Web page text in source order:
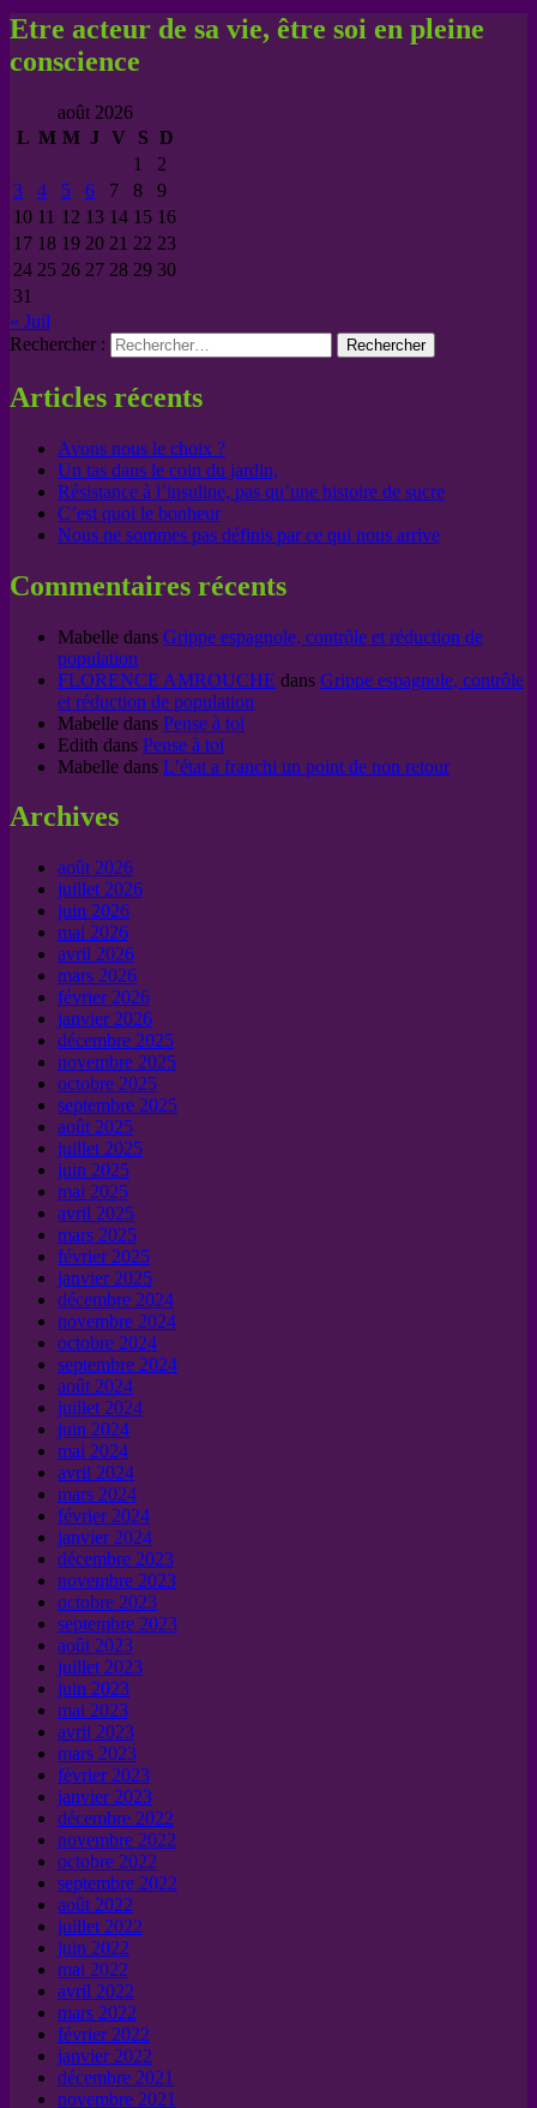
Etre acteur de sa vie, être soi en pleine
conscience
août 2026
L M M J V S D
1
2
3
4 5 6 7 8
9
10 11 12 13 14 15 16
17 18 19 20 21 22 23
24 25 26 27 28 29 30
31
« Juil
Rechercher :
Articles récents
Avons nous le choix ?
Un tas dans le coin du jardin,
Résistance à l’insuline, pas qu’une histoire de sucre
C’est quoi le bonheur
Nous ne sommes pas définis par ce qui nous arrive
Commentaires récents
Mabelle dans Grippe espagnole, contrôle et réduction de
population
FLORENCE AMROUCHE dans Grippe espagnole, contrôle
et réduction de population
Mabelle dans Pense à toi
Edith dans Pense à toi
Mabelle dans L’état a franchi un point de non retour
Archives
août 2026
juillet 2026
juin 2026
mai 2026
avril 2026
mars 2026
février 2026
janvier 2026
décembre 2025
novembre 2025
octobre 2025
septembre 2025
août 2025
juillet 2025
juin 2025
mai 2025
avril 2025
mars 2025
février 2025
janvier 2025
décembre 2024
novembre 2024
octobre 2024
septembre 2024
août 2024
juillet 2024
juin 2024
mai 2024
avril 2024
mars 2024
février 2024
janvier 2024
décembre 2023
novembre 2023
octobre 2023
septembre 2023
août 2023
juillet 2023
juin 2023
mai 2023
avril 2023
mars 2023
février 2023
janvier 2023
décembre 2022
novembre 2022
octobre 2022
septembre 2022
août 2022
juillet 2022
juin 2022
mai 2022
avril 2022
mars 2022
février 2022
janvier 2022
décembre 2021
novembre 2021